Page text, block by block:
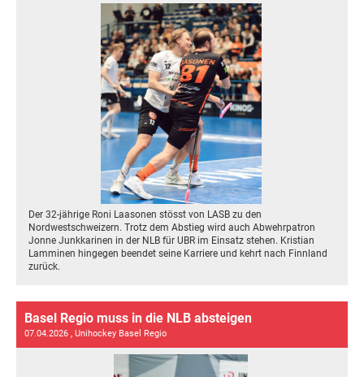
Der 32-jährige Roni Laasonen stösst von LASB zu den
Nordwestschweizern. Trotz dem Abstieg wird auch Abwehrpatron
Jonne Junkkarinen in der NLB für UBR im Einsatz stehen. Kristian
Lamminen hingegen beendet seine Karriere und kehrt nach Finnland
zurück.
Basel Regio muss in die NLB absteigen
07.04.2026 , Unihockey Basel Regio